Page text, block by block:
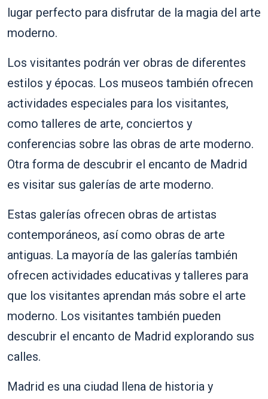
lugar perfecto para disfrutar de la magia del arte
moderno.
Los visitantes podrán ver obras de diferentes
estilos y épocas. Los museos también ofrecen
actividades especiales para los visitantes,
como talleres de arte, conciertos y
conferencias sobre las obras de arte moderno.
Otra forma de descubrir el encanto de Madrid
es visitar sus galerías de arte moderno.
Estas galerías ofrecen obras de artistas
contemporáneos, así como obras de arte
antiguas. La mayoría de las galerías también
ofrecen actividades educativas y talleres para
que los visitantes aprendan más sobre el arte
moderno. Los visitantes también pueden
descubrir el encanto de Madrid explorando sus
calles.
Madrid es una ciudad llena de historia y